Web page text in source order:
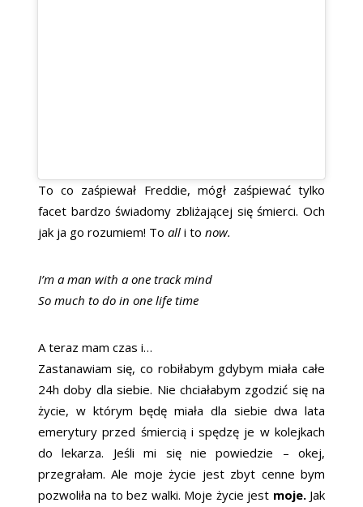
To co zaśpiewał Freddie, mógł zaśpiewać tylko
facet bardzo świadomy zbliżającej się śmierci. Och
jak ja go rozumiem! To all i to now.
I’m a man with a one track mind
So much to do in one life time
A teraz mam czas i…
Zastanawiam się, co robiłabym gdybym miała całe
24h doby dla siebie. Nie chciałabym zgodzić się na
życie, w którym będę miała dla siebie dwa lata
emerytury przed śmiercią i spędzę je w kolejkach
do lekarza. Jeśli mi się nie powiedzie – okej,
przegrałam. Ale moje życie jest zbyt cenne bym
pozwoliła na to bez walki. Moje życie jest moje. Jak